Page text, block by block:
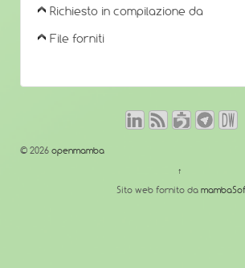
Richiesto in compilazione da
File forniti
© 2026 openmamba
↑
Sito web fornito da